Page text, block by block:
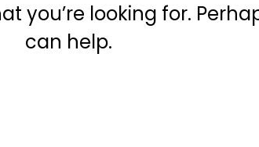
you’re looking for.
can help.